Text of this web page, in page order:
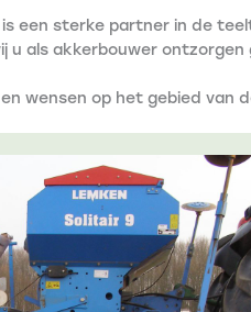
een sterke partner in de
u als akkerbouwer
wensen op het gebied van